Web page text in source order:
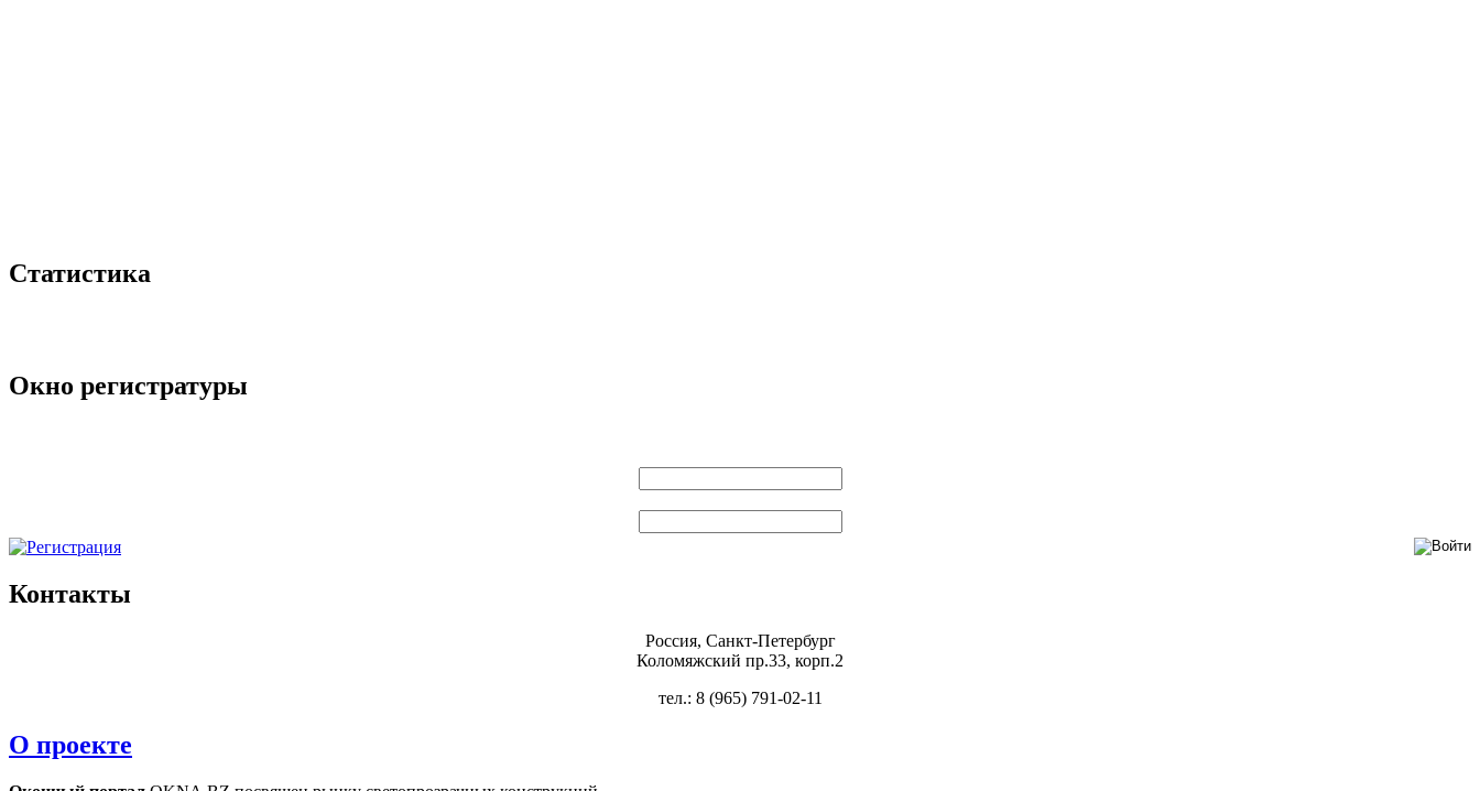
Статистика
Окно регистратуры
Контакты
Россия, Санкт-Петербург
Коломяжский пр.33, корп.2
тел.: 8 (965) 791-02-11
О проекте